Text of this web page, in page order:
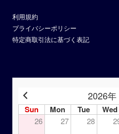
利用規約
プライバシーポリシー
特定商取引法に基づく表記
2026年
Sun Mon Tue Wed
26 27 28